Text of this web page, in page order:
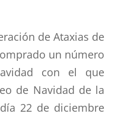
de Ataxias de
un número
con el que
de Navidad de la
22 de diciembre